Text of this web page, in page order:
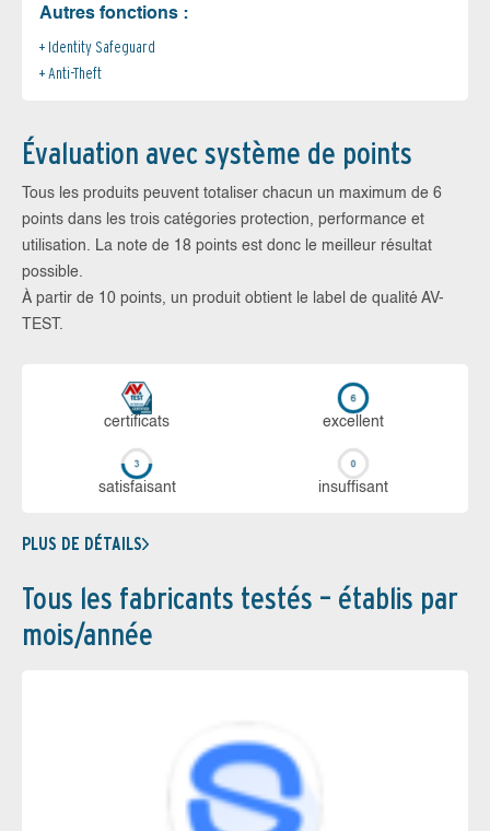
Autres fonctions :
Identity Safeguard
Anti-Theft
Évaluation avec système de points
Tous les produits peuvent totaliser chacun un maximum de 6
points dans les trois catégories protection, performance et
utilisation. La note de 18 points est donc le meilleur résultat
possible.
À partir de 10 points, un produit obtient le label de qualité AV-
TEST.
certi­ficats ex­cellent
sa­tis­fai­sant in­suf­fi­sant
PLUS DE DÉTAILS
Tous les fabricants testés – établis par
mois/année